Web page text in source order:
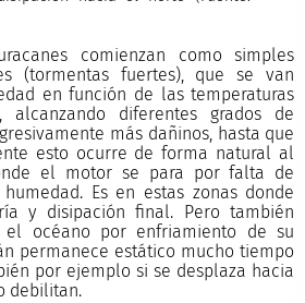
comienzan como simples
(tormentas fuertes), que se van
en función de las temperaturas
diferentes grados de
más dañinos, hasta que
esto ocurre de forma natural al
el motor se para por falta de
Es en estas zonas donde
y disipación final. Pero también
el océano por enfriamiento de su
permanece estático mucho tiempo
por ejemplo si se desplaza hacia
debilitan.